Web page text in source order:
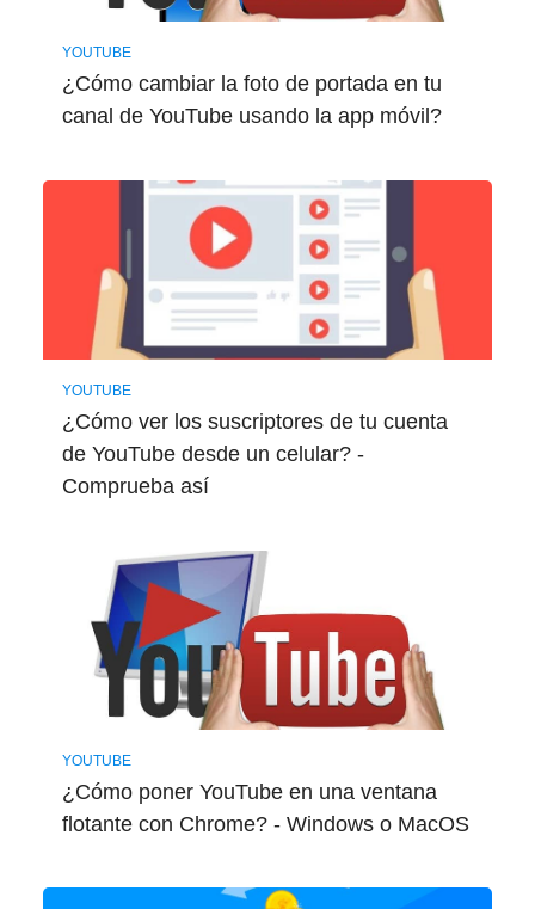
YOUTUBE
¿Cómo cambiar la foto de portada en tu
canal de YouTube usando la app móvil?
YOUTUBE
¿Cómo ver los suscriptores de tu cuenta
de YouTube desde un celular? -
Comprueba así
YOUTUBE
¿Cómo poner YouTube en una ventana
flotante con Chrome? - Windows o MacOS